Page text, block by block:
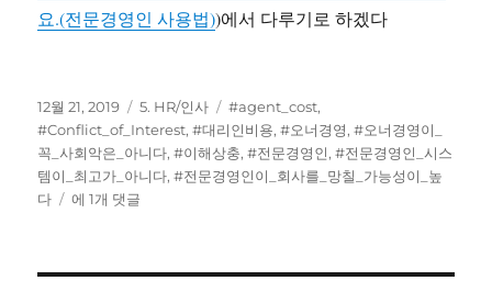
요.(전문경영인 사용법))에서 다루기로 하겠다
작
성
일
자
12월 21, 2019
카
테
고
리
5. HR/인사
태
그
#agent_cost,
#Conflict_of_Interest,#대리인비용,#오너경영,#오너경영이_
꼭_사회악은_아니다,#이해상충,#전문경영인,#전문경영인_시스
템이_최고가_아니다,#전문경영인이_회사를_망칠_가능성이_높
다
오
에 1개 댓글